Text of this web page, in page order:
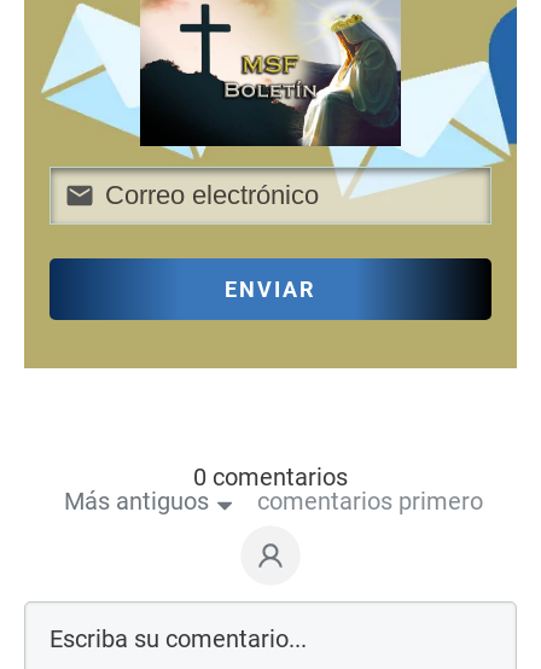
ENVIAR
0 comentarios
Más antiguos
comentarios primero